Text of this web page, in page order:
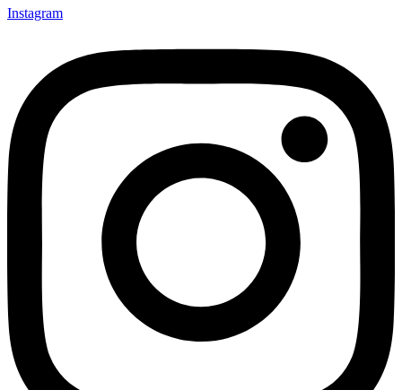
Instagram